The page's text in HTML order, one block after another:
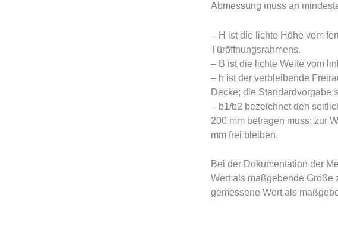
Abmessung muss an
– H ist die lichte Höhe vom
Türöffnungsrahmens.
– B ist die lichte Weite vom
– h ist der verbleibende
Decke; die Standardvorgabe
– b1/b2 bezeichnet den
200 mm betragen muss; zur
mm frei bleiben.
Bei der Dokumentation der
Wert als maßgebende Größe
gemessene Wert als